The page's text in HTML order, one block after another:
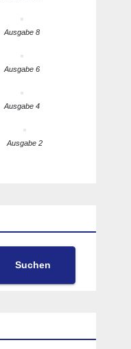
Ausgabe 8
Ausgabe 6
Ausgabe 4
Ausgabe 2
Suchen